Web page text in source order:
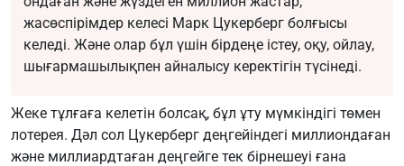
жасөспірімдер келесі Марк Цукерберг болғысы
келеді. Және олар бұл үшін бірдеңе істеу, оқу, ойлау,
шығармашылықпен айналысу керектігін түсінеді.
Жеке тұлғаға келетін болсақ, бұл ұту мүмкіндігі төмен
лотерея. Дәл сол Цукерберг деңгейіндегі миллиондаған
және миллиардтаған деңгейге тек бірнешеуі ғана